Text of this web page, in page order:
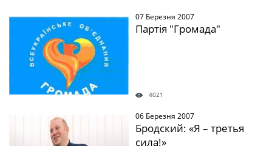
" /> 07 Березня 2007
Партія "Громада"
4021
06 Березня 2007
Бродский: «Я – третья
сила!»